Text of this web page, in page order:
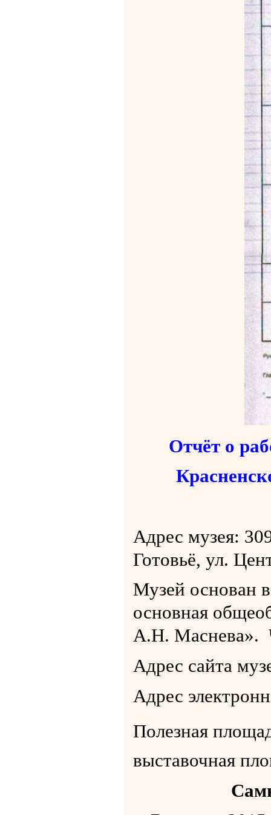
Отчёт о
Адрес музея:
Готовьё, ул.
Музей основан
основная
А.Н. Маснева».
Адрес сайта
Адрес
Полезная
выставочная